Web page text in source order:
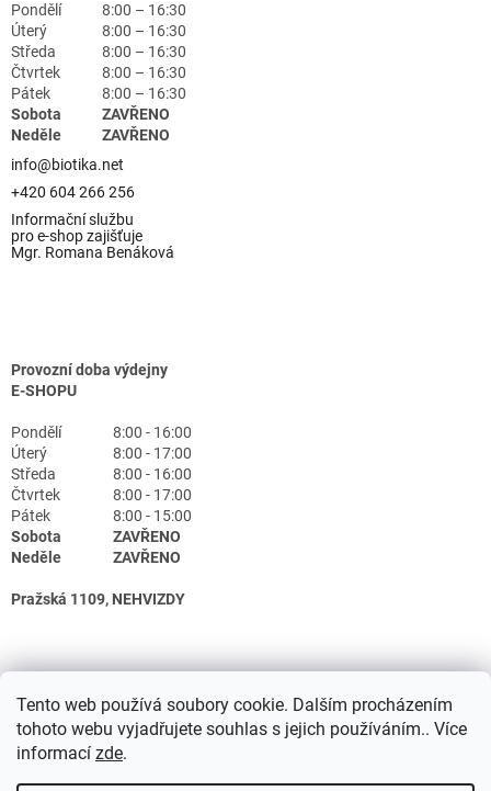
Tento web používá soubory cookie. Dalším procházením
tohoto webu vyjadřujete souhlas s jejich používáním.. Více
informací zde.
Pondělí
8:00 – 16:30
Úterý
8:00 – 16:30
Středa
8:00 – 16:30
Čtvrtek
8:00 – 16:30
Pátek
8:00 – 16:30
Sobota
ZAVŘENO
Neděle
ZAVŘENO
info@biotika.net
+420 604 266 256
Informační službu
pro e-shop zajišťuje
Mgr. Romana Benáková
Provozní doba výdejny
E-SHOPU
Pondělí
8:00 - 16:00
Úterý
8:00 - 17:00
Středa
8:00 - 16:00
Čtvrtek
8:00 - 17:00
Pátek
8:00 - 15:00
Sobota
ZAVŘENO
Neděle
ZAVŘENO
Pražská 1109, NEHVIZDY